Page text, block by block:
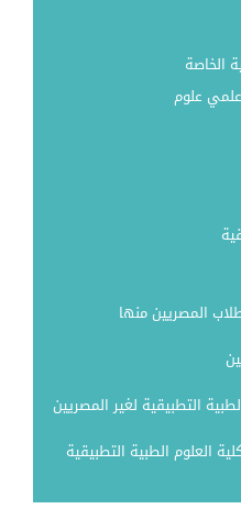
الخاصة
التطبيقية لغير المصريين
العلوم الطبية التطبيقية